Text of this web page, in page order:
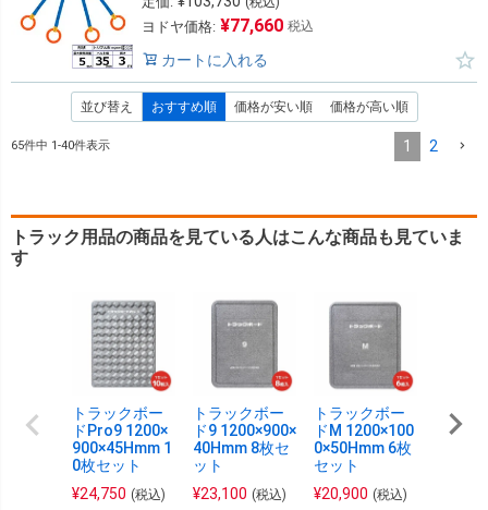
ヨドヤ価格: ¥77,660 税込
カートに入れる
並び替え おすすめ順 価格が安い順 価格が高い順
65件中 1-40件表示 1 2
トラック用品の商品を見ている人はこんな商品も見ていま
す
トラックボー
ドPro9 1200×
900×45Hmm 1
0枚セット
¥24,750 (税込)
トラックボー
ド9 1200×900×
40Hmm 8枚セ
ット
¥23,100 (税込)
トラックボー
ドM 1200×100
0×50Hmm 6枚
セット
¥20,900 (税込)
トラ
ドL